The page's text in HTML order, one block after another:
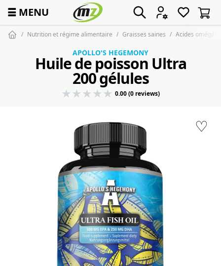
☰ MENU
Nutrition et régime alimentaire Graisses saines Acides oméga
♡
APOLLO'S HEGEMONY
Huile de poisson Ultra
200 gélules
0.00 (0 reviews)